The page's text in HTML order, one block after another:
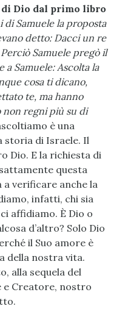
Dio dal primo libro
di Samuele la proposta
detto: Dacci un re
Samuele pregò il
a Samuele: Ascolta la
cosa ti dicano,
te, ma hanno
regni più su di
è una
storia di Israele. Il
Dio. E la richiesta di
questa
verificare anche la
infatti, chi sia
affidiamo. È Dio o
d’altro? Solo Dio
il Suo amore è
della nostra vita.
alla sequela del
e Creatore, nostro